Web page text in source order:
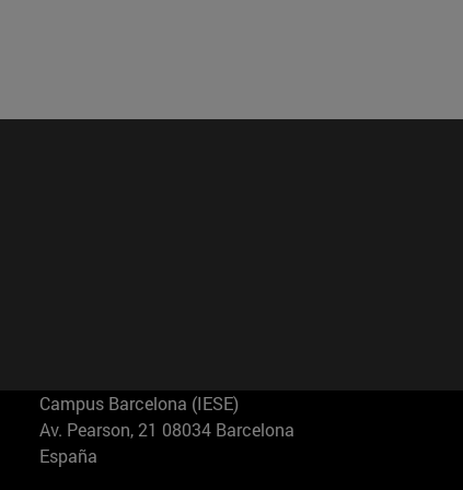
Campus Barcelona (IESE)
Av. Pearson, 21 08034 Barcelona
España